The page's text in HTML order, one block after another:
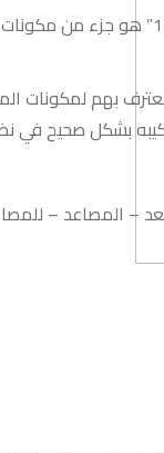
قاطع تيار شنايدر ثلاثي بسعة 20
بهم لمكونات
بشكل صحيح في
– المصاعد –